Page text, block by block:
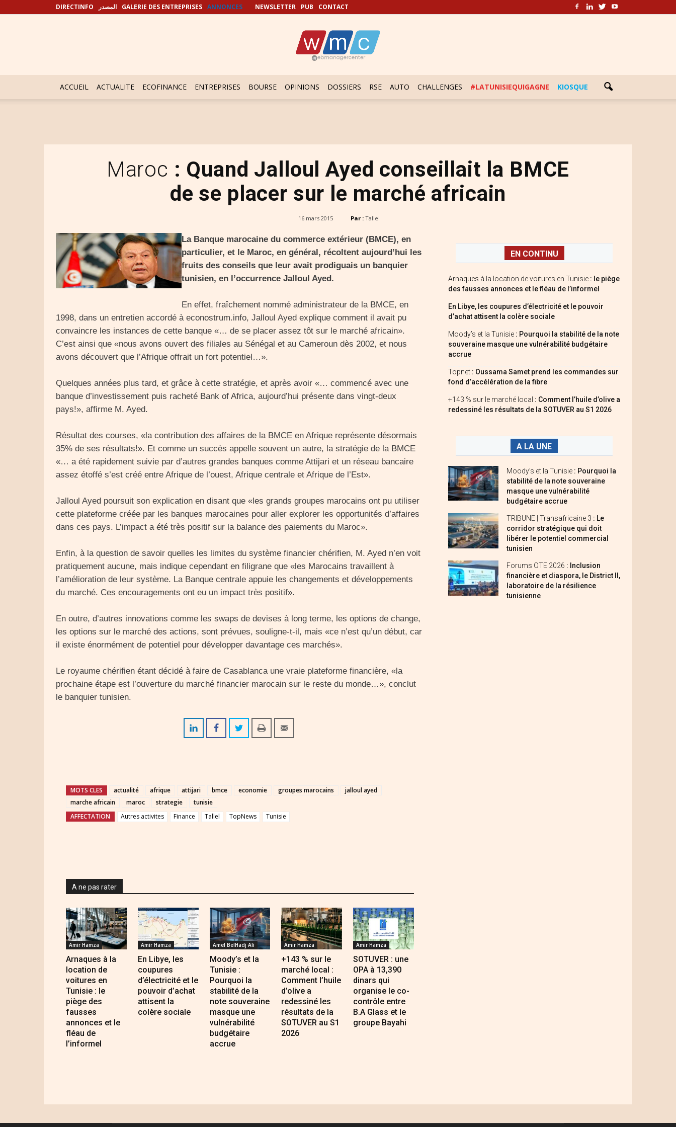
DIRECTINFO المصدر GALERIE DES ENTREPRISES ANNONCES NEWSLETTER PUB CONTACT
ACCUEIL ACTUALITE ECOFINANCE ENTREPRISES BOURSE OPINIONS DOSSIERS RSE AUTO CHALLENGES #LATUNISIEQUIGAGNE KIOSQUE
Maroc : Quand Jalloul Ayed conseillait la BMCE
de se placer sur le marché africain
16 mars 2015 Par : Tallel
La Banque marocaine du commerce extérieur (BMCE), en
particulier, et le Maroc, en général, récoltent aujourd’hui les
fruits des conseils que leur avait prodiguais un banquier
tunisien, en l’occurrence Jalloul Ayed.
En effet, fraîchement nommé administrateur de la BMCE, en
1998, dans un entretien accordé à econostrum.info, Jalloul Ayed explique comment il avait pu
convaincre les instances de cette banque «… de se placer assez tôt sur le marché africain».
C’est ainsi que «nous avons ouvert des filiales au Sénégal et au Cameroun dès 2002, et nous
avons découvert que l’Afrique offrait un fort potentiel…».
Quelques années plus tard, et grâce à cette stratégie, et après avoir «… commencé avec une
banque d’investissement puis racheté Bank of Africa, aujourd’hui présente dans vingt-deux
pays!», affirme M. Ayed.
Résultat des courses, «la contribution des affaires de la BMCE en Afrique représente désormais
35% de ses résultats!». Et comme un succès appelle souvent un autre, la stratégie de la BMCE
«… a été rapidement suivie par d’autres grandes banques comme Attijari et un réseau bancaire
assez étoffé s’est créé entre Afrique de l’ouest, Afrique centrale et Afrique de l’Est».
Jalloul Ayed poursuit son explication en disant que «les grands groupes marocains ont pu utiliser
cette plateforme créée par les banques marocaines pour aller explorer les opportunités d’affaires
dans ces pays. L’impact a été très positif sur la balance des paiements du Maroc».
Enfin, à la question de savoir quelles les limites du système financier chérifien, M. Ayed n’en voit
pratiquement aucune, mais indique cependant en filigrane que «les Marocains travaillent à
l’amélioration de leur système. La Banque centrale appuie les changements et développements
du marché. Ces encouragements ont eu un impact très positif».
En outre, d’autres innovations comme les swaps de devises à long terme, les options de change,
les options sur le marché des actions, sont prévues, souligne-t-il, mais «ce n’est qu’un début, car
il existe énormément de potentiel pour développer davantage ces marchés».
Le royaume chérifien étant décidé à faire de Casablanca une vraie plateforme financière, «la
prochaine étape est l’ouverture du marché financier marocain sur le reste du monde…», conclut
le banquier tunisien.
MOTS CLES actualité afrique attijari bmce economie groupes marocains
jalloul ayed
marche africain
maroc strategie
tunisie
AFFECTATION
Autres activites Finance Tallel TopNews Tunisie
A ne pas rater
Amir Hamza
Arnaques à la
location de
voitures en
Tunisie : le
piège des
fausses
annonces et le
fléau de
l’informel
Amir Hamza
En Libye, les
coupures
d’électricité et le
pouvoir d’achat
attisent la
colère sociale
Amel BelHadj Ali
Moody’s et la
Tunisie :
Pourquoi la
stabilité de la
note souveraine
masque une
vulnérabilité
budgétaire
accrue
Amir Hamza
+143 % sur le
marché local :
Comment l’huile
d’olive a
redessiné les
résultats de la
SOTUVER au S1
2026
Amir Hamza
SOTUVER : une
OPA à 13,390
dinars qui
organise le co-
contrôle entre
B.A Glass et le
groupe Bayahi
EN CONTINU
Arnaques à la location de voitures en Tunisie : le piège
des fausses annonces et le fléau de l’informel
En Libye, les coupures d’électricité et le pouvoir
d’achat attisent la colère sociale
Moody’s et la Tunisie : Pourquoi la stabilité de la note
souveraine masque une vulnérabilité budgétaire
accrue
Topnet : Oussama Samet prend les commandes sur
fond d’accélération de la fibre
+143 % sur le marché local : Comment l’huile d’olive a
redessiné les résultats de la SOTUVER au S1 2026
A LA UNE
Moody’s et la Tunisie : Pourquoi la
stabilité de la note souveraine
masque une vulnérabilité
budgétaire accrue
TRIBUNE | Transafricaine 3 : Le
corridor stratégique qui doit
libérer le potentiel commercial
tunisien
Forums OTE 2026 : Inclusion
financière et diaspora, le District II,
laboratoire de la résilience
tunisienne